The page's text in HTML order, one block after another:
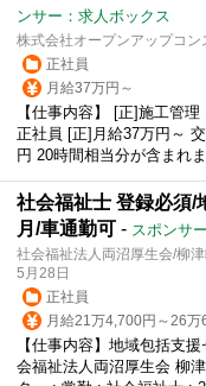
ンサー：求人ボックス
株式会社オープンアップコ
正社員
月給37万円～
【仕事内容】 [正]施工管
正社員 [正]月給37万円～
円 20時間相当分が含まれま
社会福祉士 登録必須/
月/車通勤可 - スポンサ
社会福祉法人両沼厚生会/柳
5月28日
正社員
月給21万4,700円～26万
【仕事内容】地域包括支
会福祉法人両沼厚生会 柳